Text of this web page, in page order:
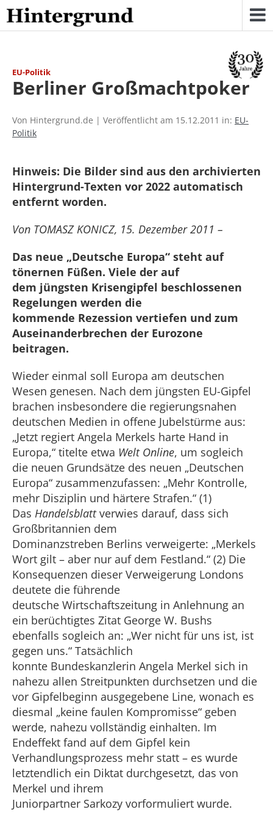
Skip
to
content
EU-Politik
Berliner Großmachtpoker
Von Hintergrund.de | Veröffentlicht am 15.12.2011 in: EU-
Politik
Hinweis: Die Bilder sind aus den archivierten
Hintergrund-Texten vor 2022 automatisch
entfernt worden.
Von TOMASZ KONICZ, 15. Dezember 2011 –
Das neue „Deutsche Europa“ steht auf
tönernen Füßen. Viele der auf
dem jüngsten Krisengipfel beschlossenen
Regelungen werden die
kommende Rezession vertiefen und zum
Auseinanderbrechen der Eurozone
beitragen.
Wieder einmal soll Europa am deutschen
Wesen genesen. Nach dem jüngsten EU-Gipfel
brachen insbesondere die regierungsnahen
deutschen Medien in offene Jubelstürme aus:
„Jetzt regiert Angela Merkels harte Hand in
Europa,“ titelte etwa Welt Online, um sogleich
die neuen Grundsätze des neuen „Deutschen
Europa“ zusammenzufassen: „Mehr Kontrolle,
mehr Disziplin und härtere Strafen.“ (1)
Das Handelsblattverwies darauf, dass sich
Großbritannien dem
Dominanzstreben Berlins verweigerte: „Merkels
Wort gilt – aber nur auf dem Festland.“ (2) Die
Konsequenzen dieser Verweigerung Londons
deutete die führende
deutsche Wirtschaftszeitung in Anlehnung an
ein berüchtigtes Zitat George W. Bushs
ebenfalls sogleich an: „Wer nicht für uns ist, ist
gegen uns.“ Tatsächlich
konnte Bundeskanzlerin Angela Merkel sich in
nahezu allen Streitpunkten durchsetzen und die
vor Gipfelbeginn ausgegebene Line, wonach es
diesmal „keine faulen Kompromisse“ geben
werde, nahezu vollständig einhalten. Im
Endeffekt fand auf dem Gipfel kein
Verhandlungsprozess mehr statt – es wurde
letztendlich ein Diktat durchgesetzt, das von
Merkel und ihrem
Juniorpartner Sarkozy vorformuliert wurde.